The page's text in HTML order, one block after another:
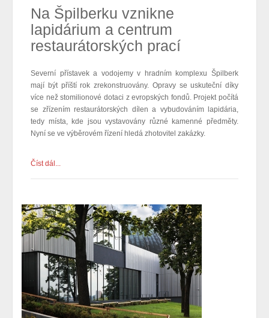
Na Špilberku vznikne
lapidárium a centrum
restaurátorských prací
Severní přístavek a vodojemy v hradním komplexu Špilberk
mají být příští rok zrekonstruovány. Opravy se uskuteční díky
více než stomilionové dotaci z evropských fondů. Projekt počítá
se zřízením restaurátorských dílen a vybudováním lapidária,
tedy místa, kde jsou vystavovány různé kamenné předměty.
Nyní se ve výběrovém řízení hledá zhotovitel zakázky.
Číst dál...